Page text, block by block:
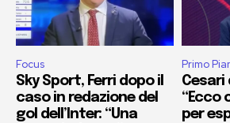
Focus
Sky Sport, Ferri dopo il
caso in redazione del
gol dell’Inter: “Una
Primo
Cesari
“Ecco
per